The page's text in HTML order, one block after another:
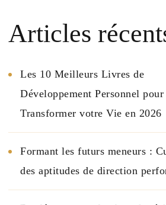
Articles
Les 10 Meilleurs Livres de
Développement Personnel pour
Transformer votre Vie en 2026
Formant les futurs meneurs :
des aptitudes de direction